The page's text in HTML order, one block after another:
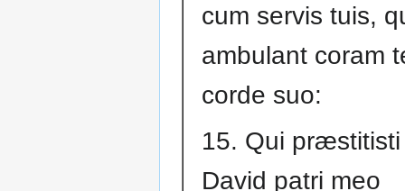
cum servis tuis,
ambulant coram
corde suo:
15. Qui
David patri meo